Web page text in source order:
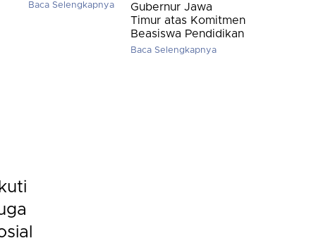
Baca Selengkapnya
Gubernur Jawa
Timur atas Komitmen
Beasiswa Pendidikan
Baca Selengkapnya